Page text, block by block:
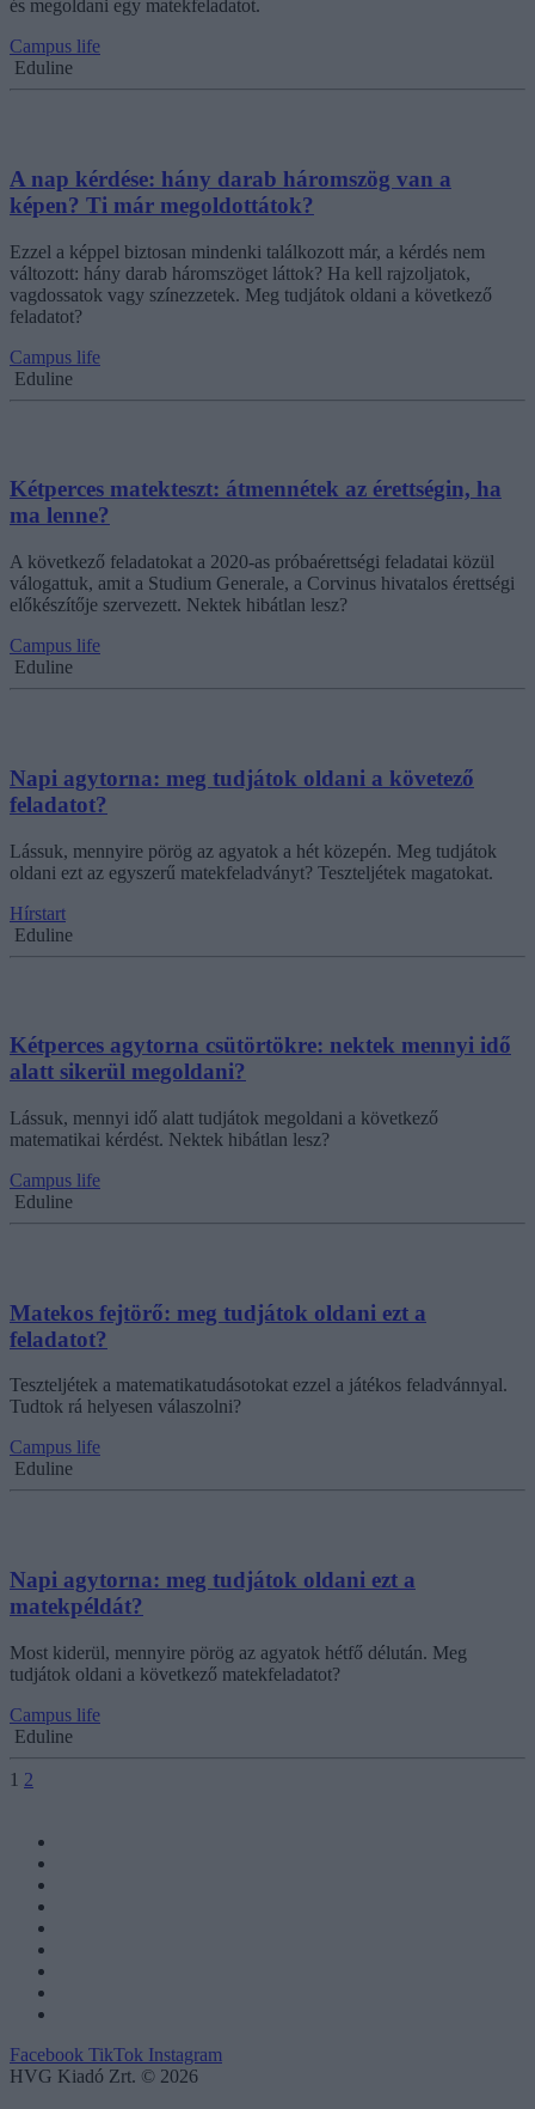
és megoldani egy matekfeladatot.
Campus life
Eduline
A nap kérdése: hány darab háromszög van a
képen? Ti már megoldottátok?
Ezzel a képpel biztosan mindenki találkozott már, a kérdés nem
változott: hány darab háromszöget láttok? Ha kell rajzoljatok,
vagdossatok vagy színezzetek. Meg tudjátok oldani a következő
feladatot?
Campus life
Eduline
Kétperces matekteszt: átmennétek az érettségin, ha
ma lenne?
A következő feladatokat a 2020-as próbaérettségi feladatai közül
válogattuk, amit a Studium Generale, a Corvinus hivatalos érettségi
előkészítője szervezett. Nektek hibátlan lesz?
Campus life
Eduline
Napi agytorna: meg tudjátok oldani a követező
feladatot?
Lássuk, mennyire pörög az agyatok a hét közepén. Meg tudjátok
oldani ezt az egyszerű matekfeladványt? Teszteljétek magatokat.
Hírstart
Eduline
Kétperces agytorna csütörtökre: nektek mennyi idő
alatt sikerül megoldani?
Lássuk, mennyi idő alatt tudjátok megoldani a következő
matematikai kérdést. Nektek hibátlan lesz?
Campus life
Eduline
Matekos fejtörő: meg tudjátok oldani ezt a
feladatot?
Teszteljétek a matematikatudásotokat ezzel a játékos feladvánnyal.
Tudtok rá helyesen válaszolni?
Campus life
Eduline
Napi agytorna: meg tudjátok oldani ezt a
matekpéldát?
Most kiderül, mennyire pörög az agyatok hétfő délután. Meg
tudjátok oldani a következő matekfeladatot?
Campus life
Eduline
1 2
Facebook TikTok Instagram
HVG Kiadó Zrt. © 2026